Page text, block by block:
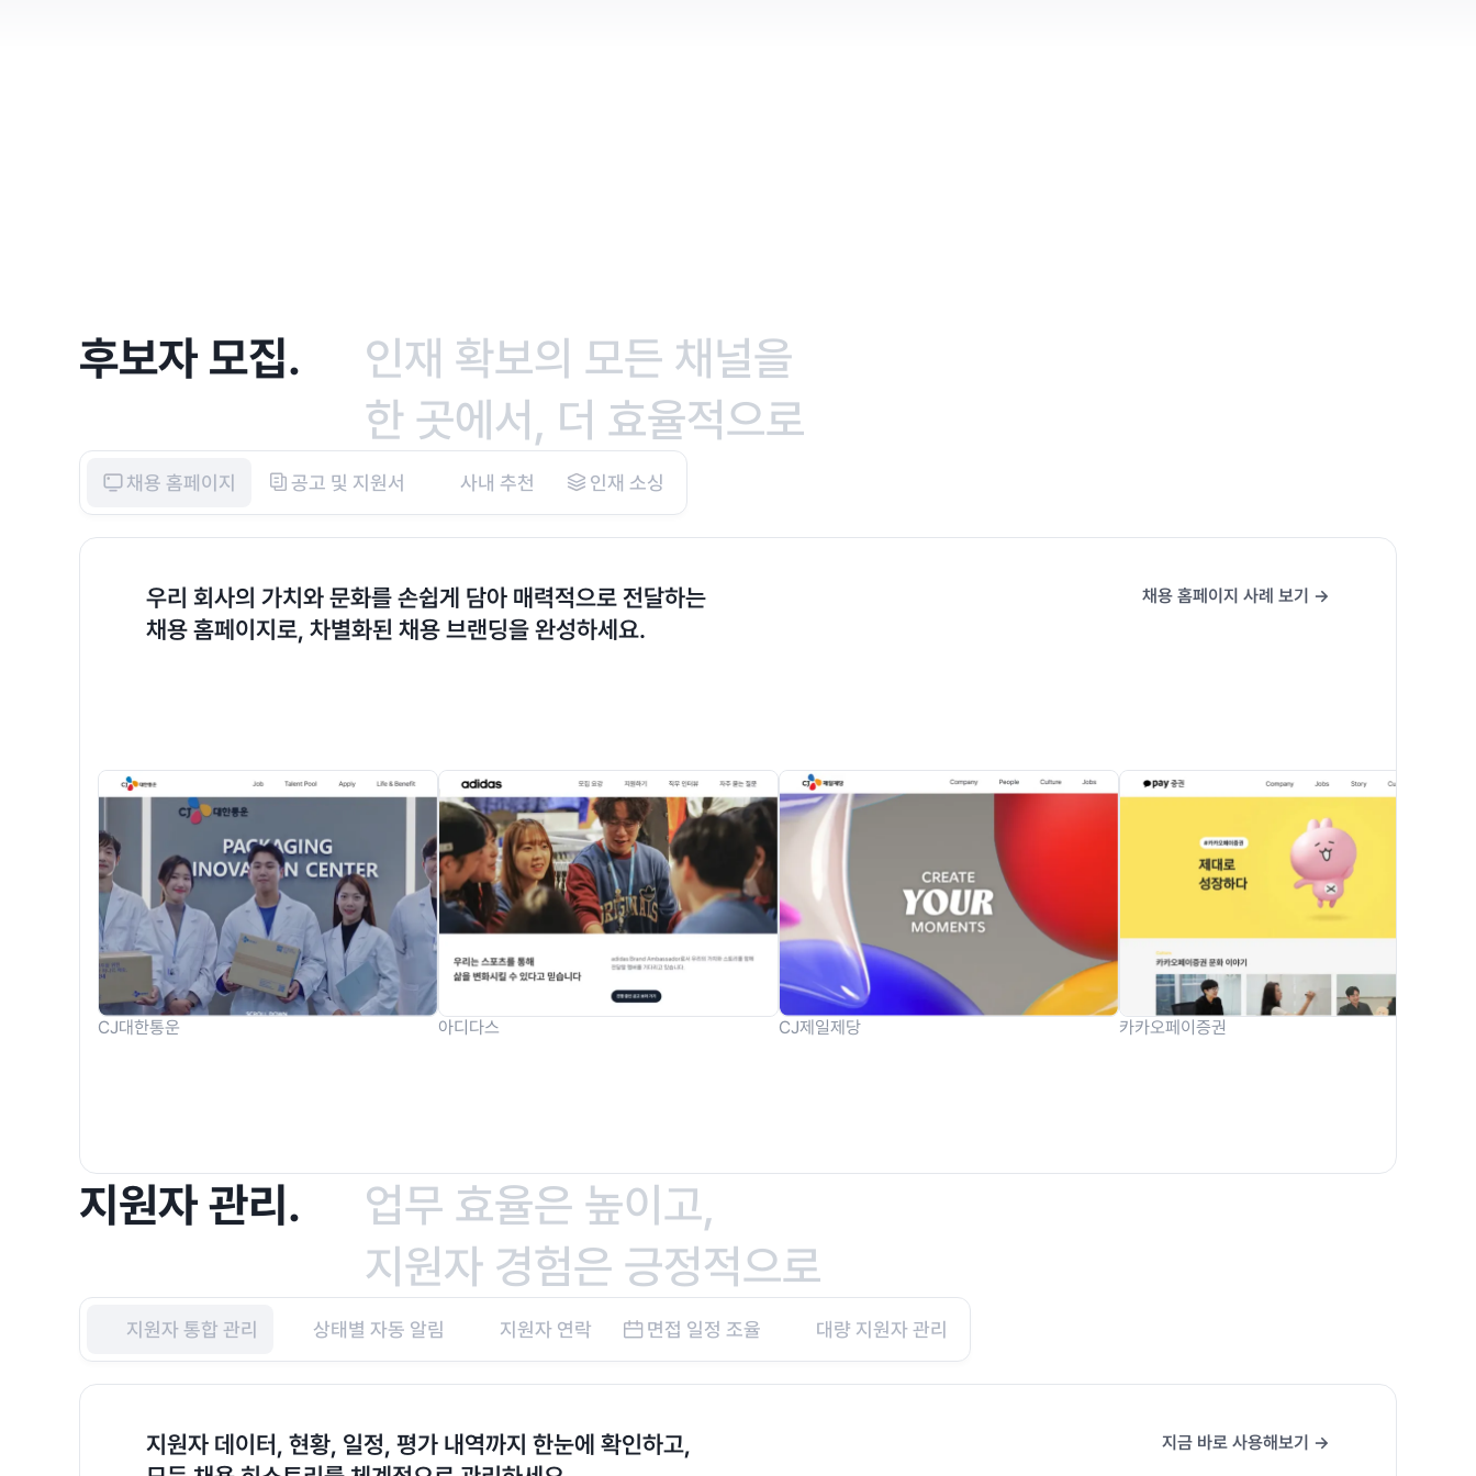
후보자 모집.
인재 확보의 모든 채널을
한 곳에서, 더 효율적으로
채용 홈페이지 공고 및 지원서 사내 추천 인재 소싱
우리 회사의 가치와 문화를 손쉽게 담아 매력적으로 전달하는
채용 홈페이지로, 차별화된 채용 브랜딩을 완성하세요.
채용 홈페이지 사례 보기 →
CJ대한통운 아디다스 CJ제일제당 카카오페이증권
지원자 관리.
업무 효율은 높이고,
지원자 경험은 긍정적으로
지원자 통합 관리 상태별 자동 알림 지원자 연락 면접 일정 조율 대량 지원자 관리
지원자 데이터, 현황, 일정, 평가 내역까지 한눈에 확인하고,
지금 바로 사용해보기 →